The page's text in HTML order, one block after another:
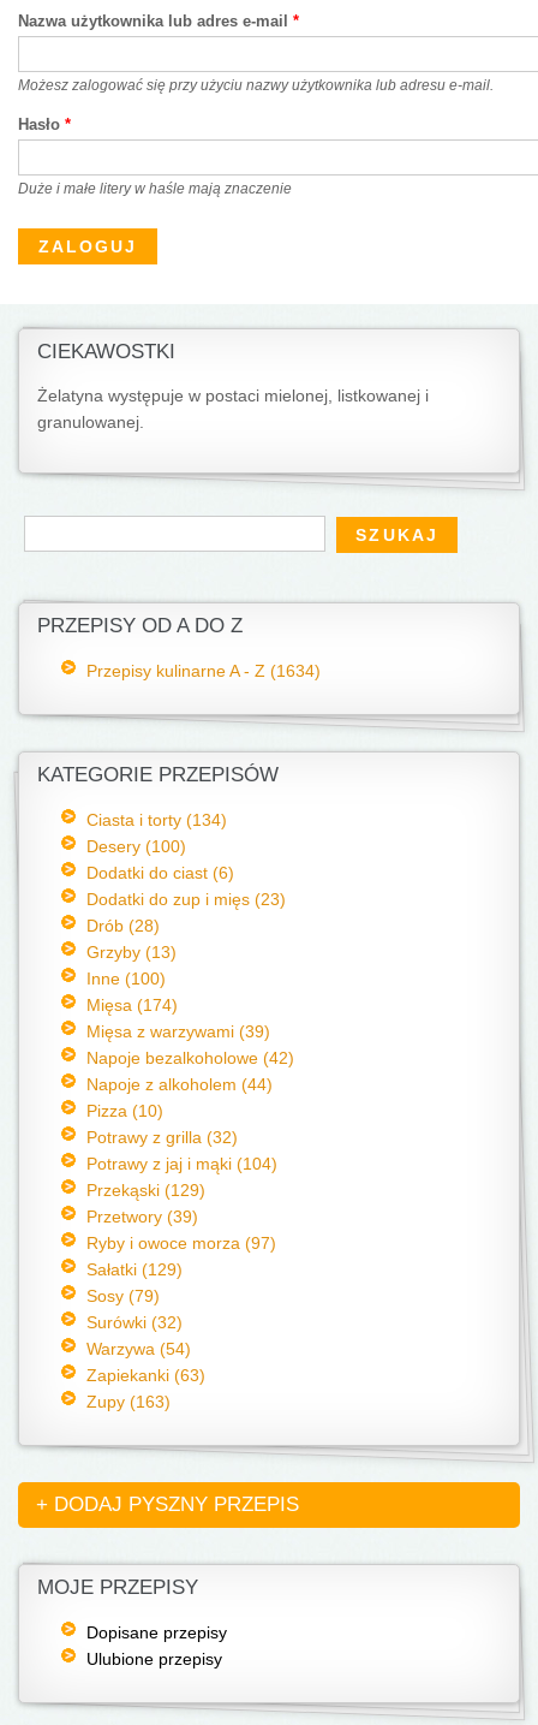
Nazwa użytkownika lub adres e-mail *
Możesz zalogować się przy użyciu nazwy użytkownika lub adresu e-mail.
Hasło *
Duże i małe litery w haśle mają znaczenie
CIEKAWOSTKI
Żelatyna występuje w postaci mielonej, listkowanej i
granulowanej.
Formularz wyszukiwania
Szukaj
PRZEPISY OD A DO Z
Przepisy kulinarne A - Z (1634)
KATEGORIE PRZEPISÓW
Ciasta i torty (134)
Desery (100)
Dodatki do ciast (6)
Dodatki do zup i mięs (23)
Drób (28)
Grzyby (13)
Inne (100)
Mięsa (174)
Mięsa z warzywami (39)
Napoje bezalkoholowe (42)
Napoje z alkoholem (44)
Pizza (10)
Potrawy z grilla (32)
Potrawy z jaj i mąki (104)
Przekąski (129)
Przetwory (39)
Ryby i owoce morza (97)
Sałatki (129)
Sosy (79)
Surówki (32)
Warzywa (54)
Zapiekanki (63)
Zupy (163)
+ DODAJ PYSZNY PRZEPIS
MOJE PRZEPISY
Dopisane przepisy
Ulubione przepisy